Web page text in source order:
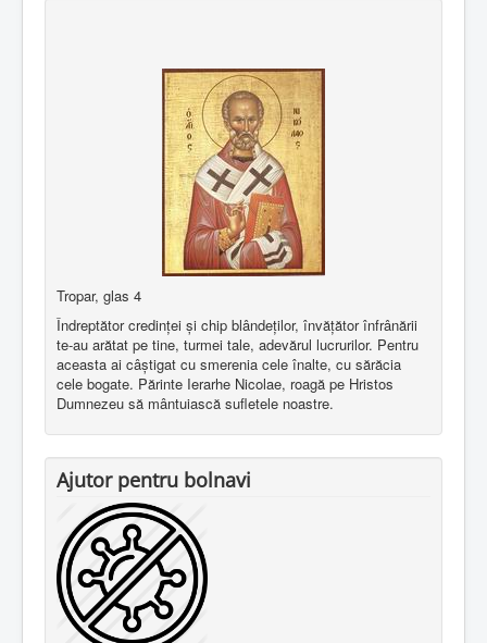
Tropar, glas 4
Îndreptător credinţei şi chip blândeţilor, învăţător înfrânării
te-au arătat pe tine, turmei tale, adevărul lucrurilor. Pentru
aceasta ai câştigat cu smerenia cele înalte, cu sărăcia
cele bogate. Părinte Ierarhe Nicolae, roagă pe Hristos
Dumnezeu să mântuiască sufletele noastre.
Ajutor pentru bolnavi